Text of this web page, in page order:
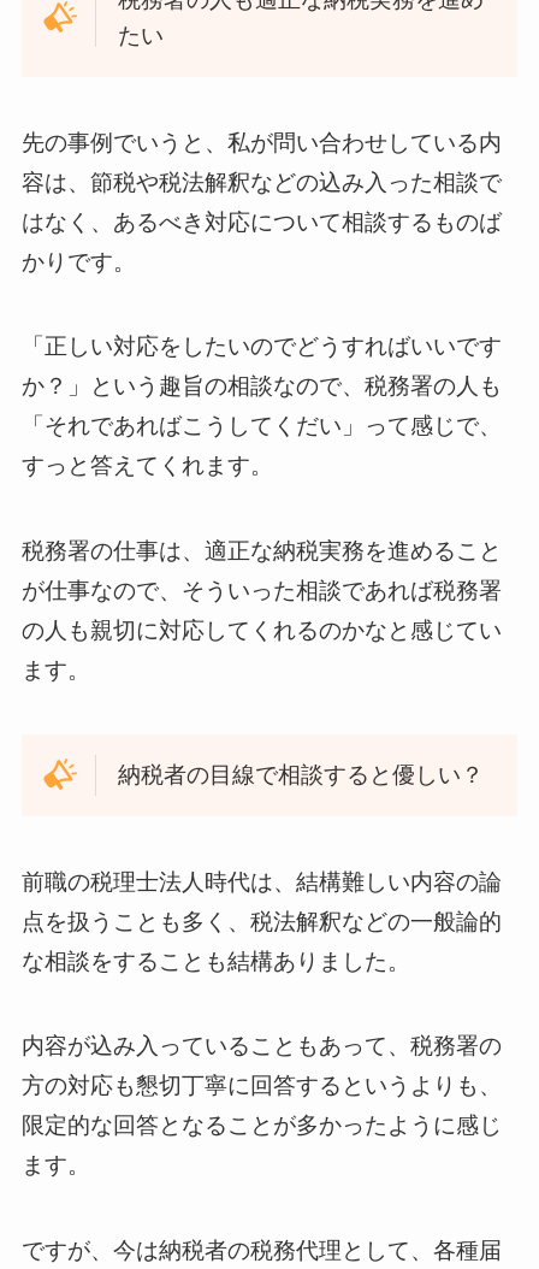
たい
先の事例でいうと、私が問い合わせしている内
容は、節税や税法解釈などの込み入った相談で
はなく、あるべき対応について相談するものば
かりです。
「正しい対応をしたいのでどうすればいいです
か？」という趣旨の相談なので、税務署の人も
「それであればこうしてくだい」って感じで、
すっと答えてくれます。
税務署の仕事は、適正な納税実務を進めること
が仕事なので、そういった相談であれば税務署
の人も親切に対応してくれるのかなと感じてい
ます。
納税者の目線で相談すると優しい？
前職の税理士法人時代は、結構難しい内容の論
点を扱うことも多く、税法解釈などの一般論的
な相談をすることも結構ありました。
内容が込み入っていることもあって、税務署の
方の対応も懇切丁寧に回答するというよりも、
限定的な回答となることが多かったように感じ
ます。
ですが、今は納税者の税務代理として、各種届